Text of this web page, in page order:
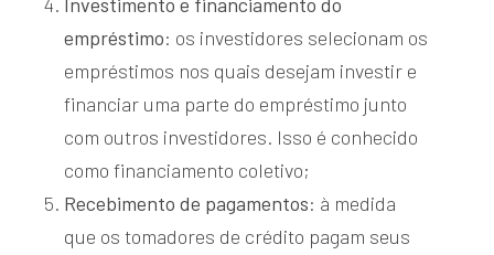
empréstimo: os investidores selecionam os
empréstimos nos quais desejam investir e
financiar uma parte do empréstimo junto
com outros investidores. Isso é conhecido
como financiamento coletivo;
Recebimento de pagamentos: à medida
que os tomadores de crédito pagam seus